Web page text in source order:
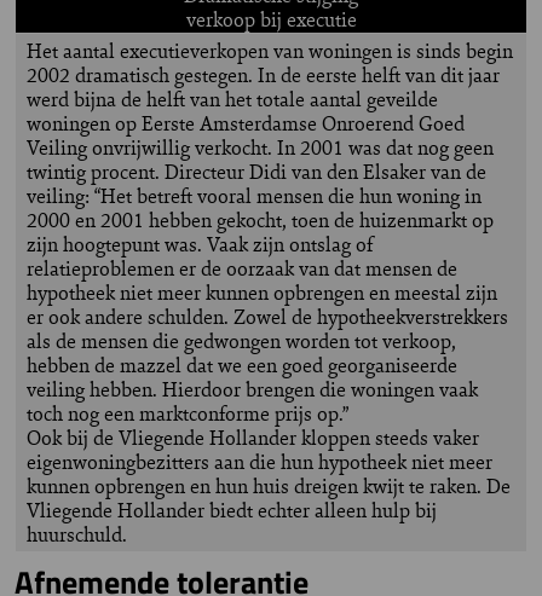
verkoop bij executie
Het aantal executieverkopen van woningen is sinds begin
2002 dramatisch gestegen. In de eerste helft van dit jaar
werd bijna de helft van het totale aantal geveilde
woningen op Eerste Amsterdamse Onroerend Goed
Veiling onvrijwillig verkocht. In 2001 was dat nog geen
twintig procent. Directeur Didi van den Elsaker van de
veiling: “Het betreft vooral mensen die hun woning in
2000 en 2001 hebben gekocht, toen de huizenmarkt op
zijn hoogtepunt was. Vaak zijn ontslag of
relatieproblemen er de oorzaak van dat mensen de
hypotheek niet meer kunnen opbrengen en meestal zijn
er ook andere schulden. Zowel de hypotheekverstrekkers
als de mensen die gedwongen worden tot verkoop,
hebben de mazzel dat we een goed georganiseerde
veiling hebben. Hierdoor brengen die woningen vaak
toch nog een marktconforme prijs op.”
Ook bij de Vliegende Hollander kloppen steeds vaker
eigenwoningbezitters aan die hun hypotheek niet meer
kunnen opbrengen en hun huis dreigen kwijt te raken. De
Vliegende Hollander biedt echter alleen hulp bij
huurschuld.
Afnemende tolerantie